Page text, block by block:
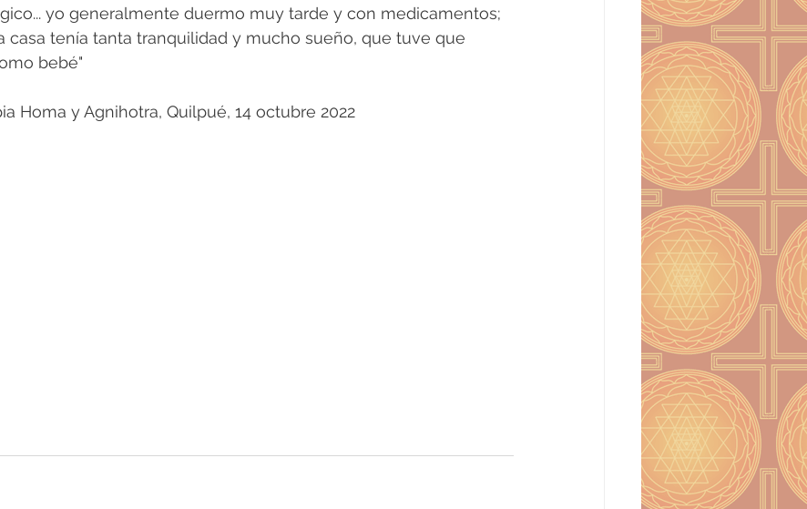
yo generalmente duermo muy tarde y con medicamentos;
casa tenía tanta tranquilidad y mucho sueño, que tuve que
bebé"
Homa y Agnihotra, Quilpué, 14 octubre 2022